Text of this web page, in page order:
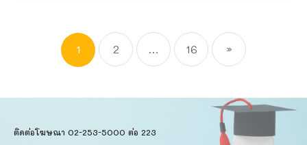
1 2 … 16 »
ติดต่อโฆษณา 02-253-5000​ ต่อ 223